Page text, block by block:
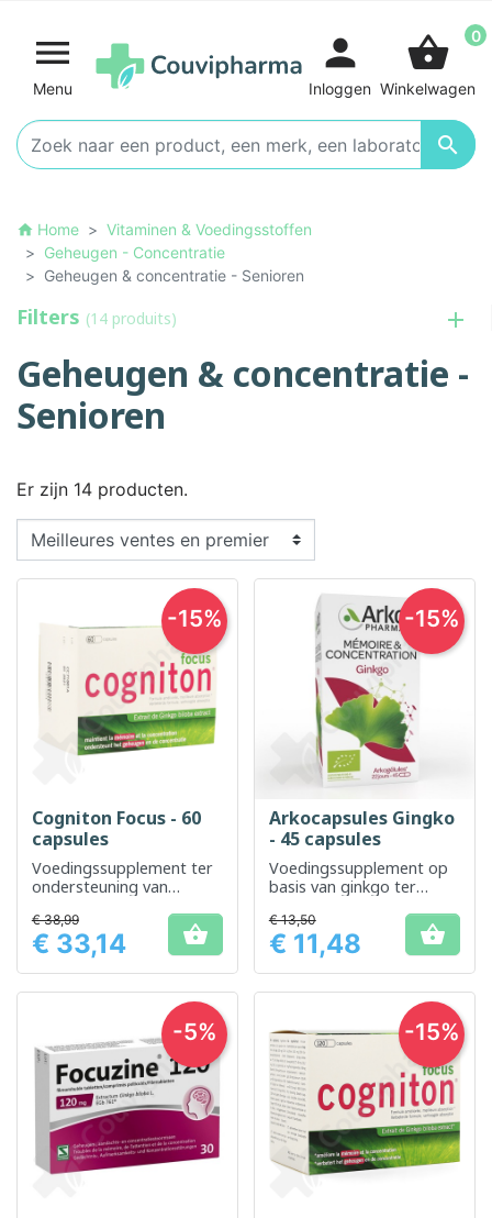

Menu

person
Inloggen
shopping_basket 0
Winkelwagen
home Home
Vitaminen & Voedingsstoffen
Geheugen - Concentratie
Geheugen & concentratie - Senioren
Filters (14 produits)
Geheugen & concentratie -
Senioren
Er zijn 14 producten.
Cogniton Focus - 60
capsules
Voedingssupplement ter
ondersteuning van
geheugen
Prijs
€ 38,99
€ 33,14 
-15%
Arkocapsules Gingko
- 45 capsules
Voedingssupplement op
basis van ginkgo ter
bloedsomloop en het
geheugen
Prijs
€ 13,50
€ 11,48 
-15%
-5% -15%